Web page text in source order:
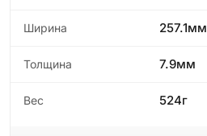
Ширина 257.1мм
Толщина 7.9мм
Вес 524г